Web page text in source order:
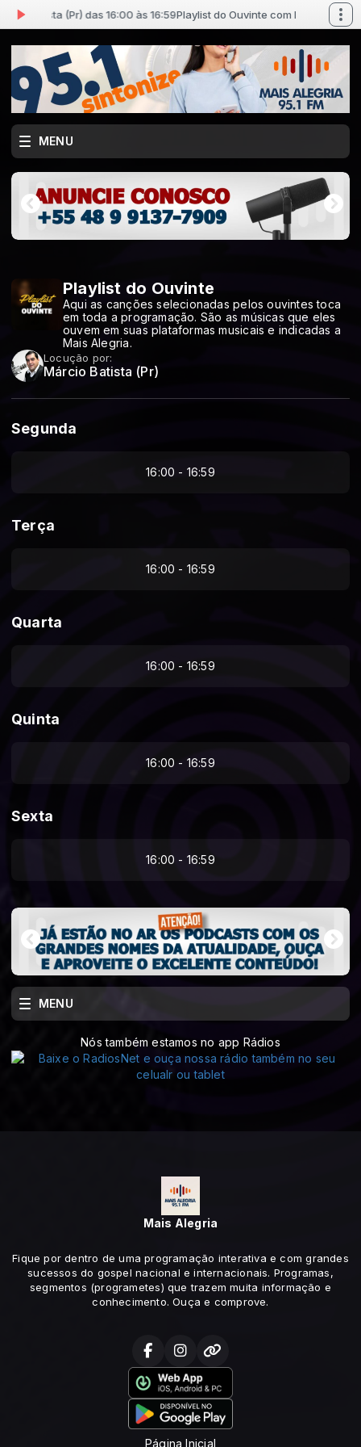
Batista (Pr) das 16:00 às 16:59Playlist do Ouvinte com Márcio Batista
MENU
Playlist do Ouvinte
Aqui as canções selecionadas pelos ouvintes toca
em toda a programação. São as músicas que eles
ouvem em suas plataformas musicais e indicadas a
Mais Alegria.
Locução por:
Márcio Batista (Pr)
Segunda
16:00 - 16:59
Terça
16:00 - 16:59
Quarta
16:00 - 16:59
Quinta
16:00 - 16:59
Sexta
16:00 - 16:59
MENU
Nós também estamos no app Rádios
Mais Alegria
Fique por dentro de uma programação interativa e com grandes
sucessos do gospel nacional e internacionais. Programas,
segmentos (programetes) que trazem muita informação e
conhecimento. Ouça e comprove.
Página Inicial